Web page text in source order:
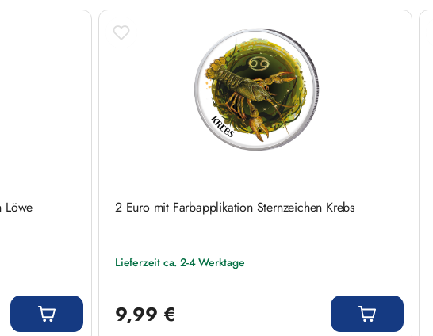
Löwe 2 Euro mit Farbapplikation Sternzeichen Krebs
Lieferzeit ca. 2-4 Werktage
9,99 €